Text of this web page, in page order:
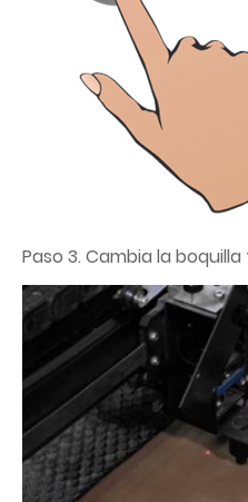
Paso 3. Cambia la boquilla